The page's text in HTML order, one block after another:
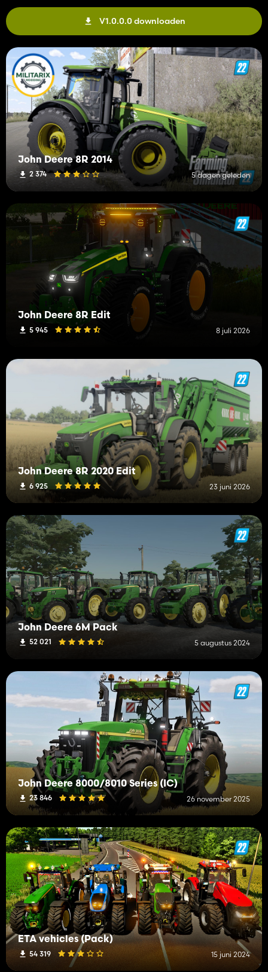
V1.0.0.0 downloaden
John Deere 8R 2014
2 374 5 dagen geleden
John Deere 8R Edit
5 945 8 juli 2026
John Deere 8R 2020 Edit
6 925 23 juni 2026
John Deere 6M Pack
52 021 5 augustus 2024
John Deere 8000/8010 Series (IC)
23 846 26 november 2025
ETA vehicles (Pack)
54 319 15 juni 2024